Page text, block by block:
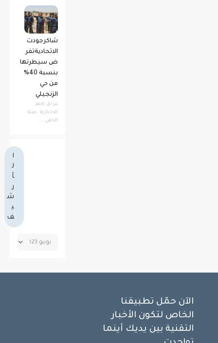
شاكرجودت
الاتحاديةتفر
ض سيطرتها
بنسبة 40%
من حي
الزنجيلي
عراق تايمز
الاخبارية _بثينة
الناهي ...
ا
ل
أ
ر
ش
ي
ف
الآن حمّل تطبيقنا
الخاص لتكون الأخبار
التقنية بين يديك أينما